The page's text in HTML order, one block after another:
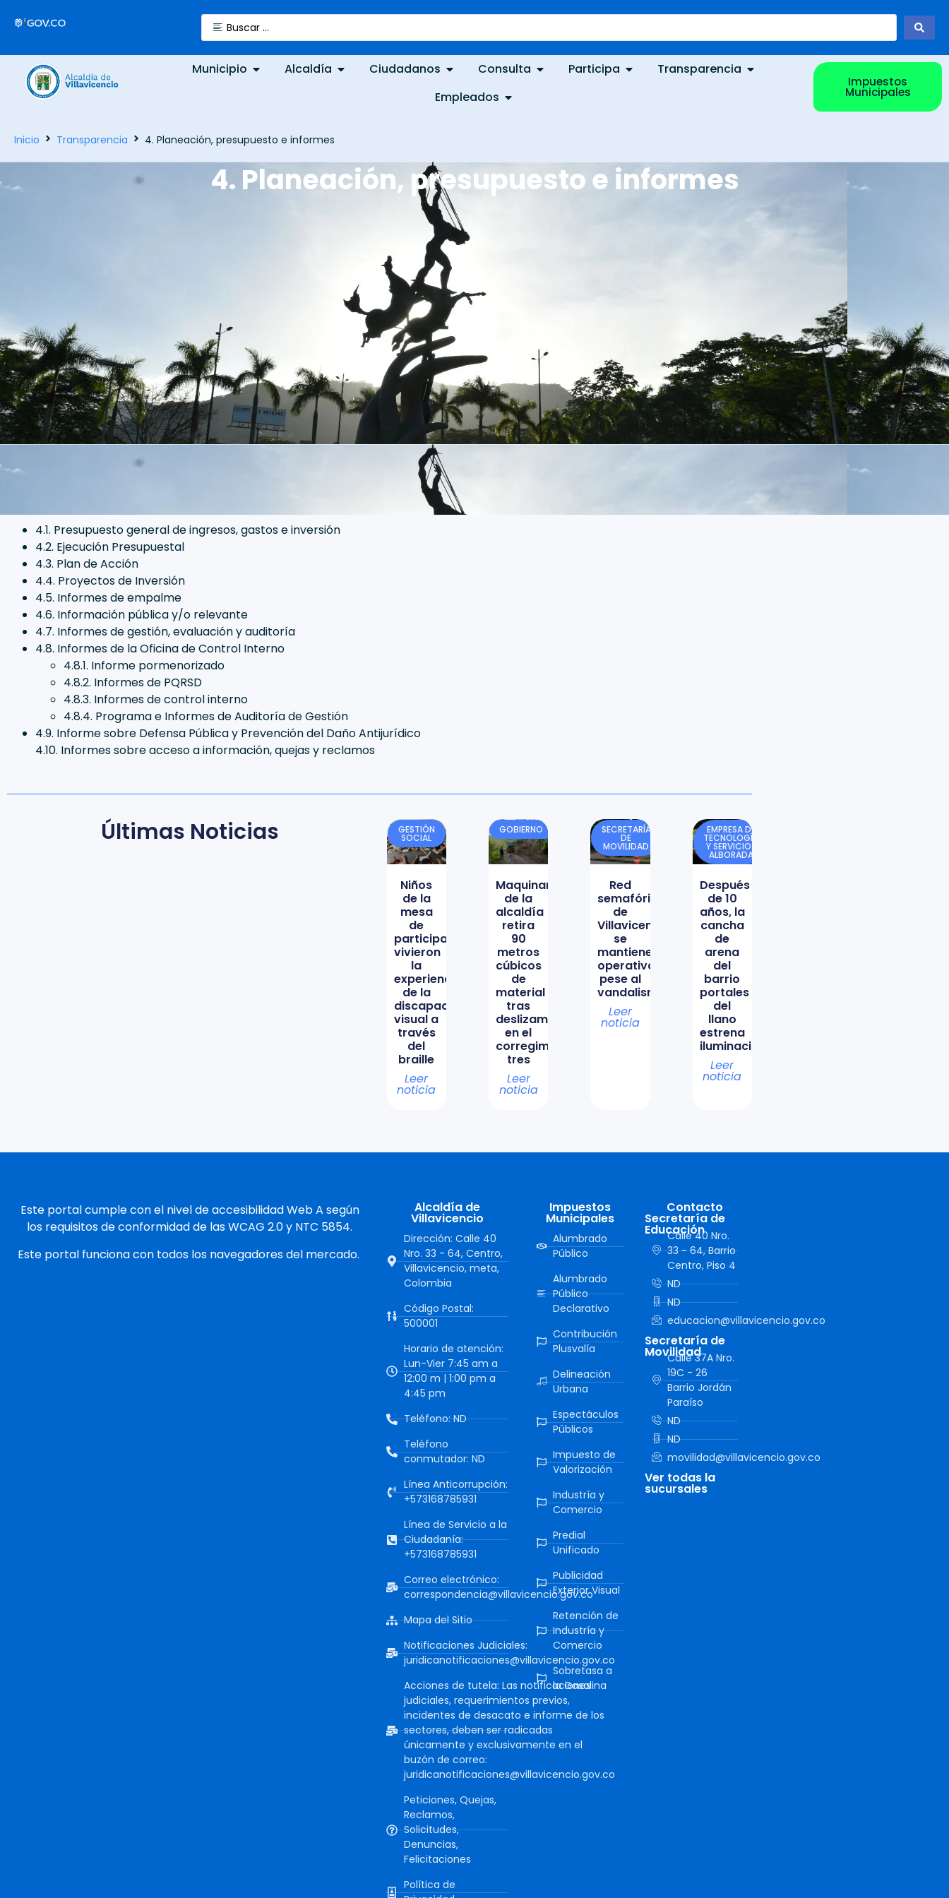
Municipio Alcaldía Ciudadanos Consulta Participa
Transparencia
Empleados
Impuestos
Municipales
Inicio Transparencia 4. Planeación, presupuesto e informes
4. Planeación, presupuesto e informes
4.1. Presupuesto general de ingresos, gastos e inversión
4.2. Ejecución Presupuestal
4.3. Plan de Acción
4.4. Proyectos de Inversión
4.5. Informes de empalme
4.6. Información pública y/o relevante
4.7. Informes de gestión, evaluación y auditoría
4.8. Informes de la Oficina de Control Interno
4.8.1. Informe pormenorizado
4.8.2. Informes de PQRSD
4.8.3. Informes de control interno
4.8.4. Programa e Informes de Auditoría de Gestión
4.9. Informe sobre Defensa Pública y Prevención del Daño Antijurídico
4.10. Informes sobre acceso a información, quejas y reclamos
Últimas Noticias GESTIÓN
SOCIAL
Niños
de la
mesa
de
participación
vivieron
la
experiencia
de la
discapacidad
visual a
través
del
braille
Leer
noticia
GOBIERNO
Maquinaria
de la
alcaldía
retira
90
metros
cúbicos
de
material
tras
deslizamiento
en el
corregimiento
tres
Leer
noticia
SECRETARÍA
DE
MOVILIDAD
Red
semafórica
de
Villavicencio
se
mantiene
operativa
pese al
vandalismo
Leer
noticia
EMPRESA DE
TECNOLOGÍA
Y SERVICIOS
ALBORADA
Después
de 10
años, la
cancha
de
arena
del
barrio
portales
del
llano
estrena
iluminación
Leer
noticia
Este portal cumple con el nivel de accesibilidad Web A según
los requisitos de conformidad de las WCAG 2.0 y NTC 5854.
Este portal funciona con todos los navegadores del mercado.
Alcaldía de
Villavicencio
Dirección: Calle 40
Nro. 33 - 64, Centro,
Villavicencio, meta,
Colombia
Código Postal:
500001
Horario de atención:
Lun-Vier 7:45 am a
12:00 m | 1:00 pm a
4:45 pm
Teléfono: ND
Teléfono
conmutador: ND
Línea Anticorrupción:
+573168785931
Línea de Servicio a la
Ciudadanía:
+573168785931
Correo electrónico:
correspondencia@villavicencio.gov.co
Mapa del Sitio
Notificaciones Judiciales:
juridicanotificaciones@villavicencio.gov.co
Acciones de tutela: Las notificaciones
judiciales, requerimientos previos,
incidentes de desacato e informe de los
sectores, deben ser radicadas
únicamente y exclusivamente en el
buzón de correo:
juridicanotificaciones@villavicencio.gov.co
Peticiones, Quejas,
Reclamos,
Solicitudes,
Denuncias,
Felicitaciones
Política de
Impuestos
Municipales
Alumbrado
Público
Alumbrado
Público
Declarativo
Contribución
Plusvalía
Delineación
Urbana
Espectáculos
Públicos
Impuesto de
Valorización
Industría y
Comercio
Predial
Unificado
Publicidad
Exterior Visual
Retención de
Industría y
Comercio
Sobretasa a
la Gasolina
Contacto
Secretaría de
Educación
Calle 40 Nro.
33 - 64, Barrio
Centro, Piso 4
ND
ND
educacion@villavicencio.gov.co
Secretaría de
Movilidad
Calle 37A Nro.
19C - 26
Barrio Jordán
Paraíso
ND
ND
movilidad@villavicencio.gov.co
Ver todas la
sucursales